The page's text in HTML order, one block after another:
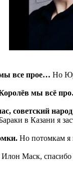
все прое… Но
мы всё
советский
в Казани я
Но потомкам я
Маск,